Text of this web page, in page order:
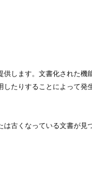
します。文書化された機
たりすることによって発
古くなっている文書が見